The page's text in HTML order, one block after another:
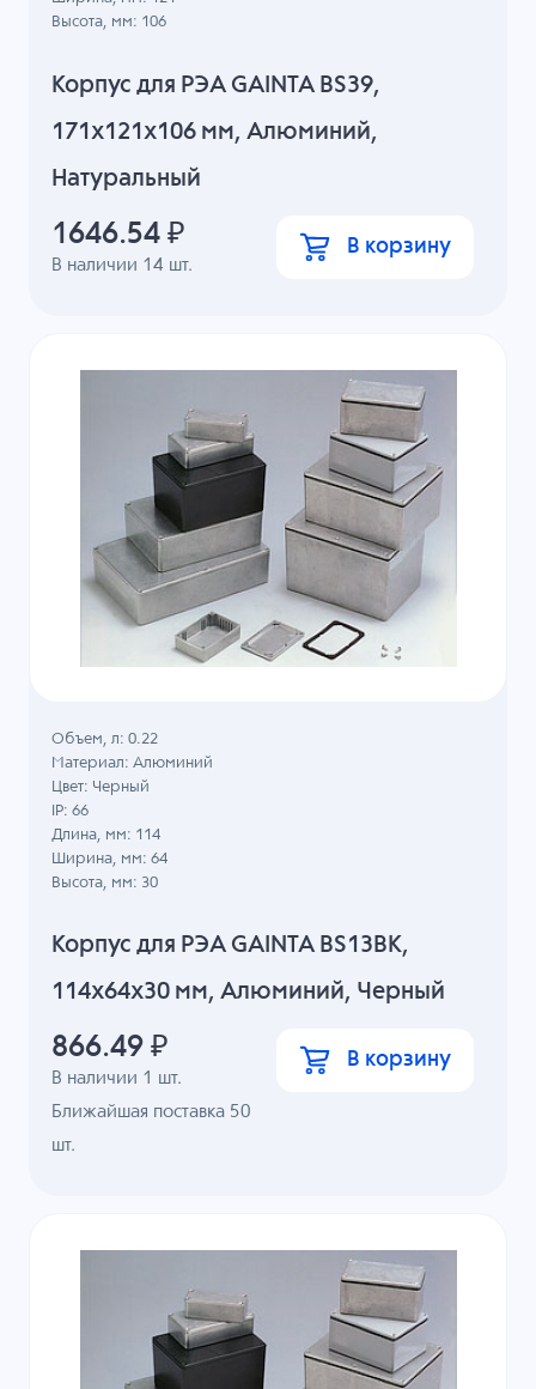
Корпус для РЭА GAINTA BS39,
171x121x106 мм, Алюминий,
Натуральный
В наличии 14 шт.
Высота, мм: 106
1646.54 ₽ В корзину
Корпус для РЭА GAINTA BS13BK,
114x64x30 мм, Алюминий, Черный
В наличии 1 шт.
Ближайшая поставка 50
шт.
Объем, л: 0.22
Материал: Алюминий
Цвет: Черный
IP: 66
Длина, мм: 114
Ширина, мм: 64
Высота, мм: 30
866.49 ₽ В корзину